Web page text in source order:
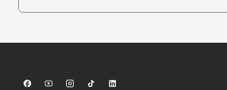
Sparkasse auf Facebook
Sparkasse auf Youtube
Sparkasse auf Instagram
Sparkasse auf TikTok
Sparkasse auf LinkedIn